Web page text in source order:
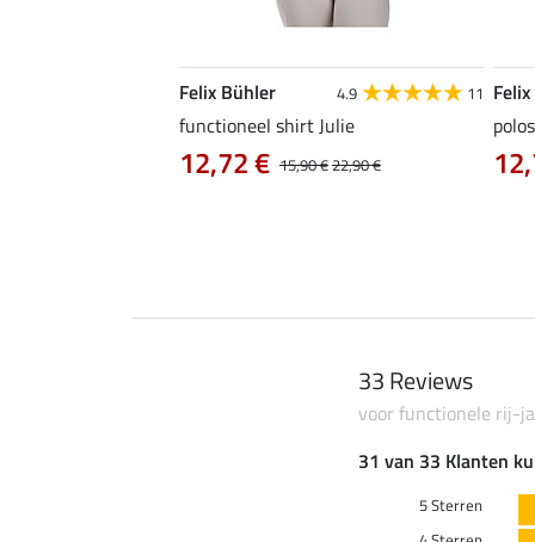
Felix Bühler 4.9 11
functioneel shirt Julie
15,90 €22,90 €
12,72 €
33 Reviews
voor functionele rij-
31 van 33 Klanten
5 Sterren